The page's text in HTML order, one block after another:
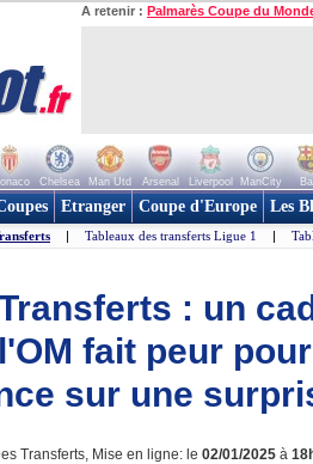
A retenir : Palmarès Coupe du
Chelsea Man Utd Arsenal Liverpool ManCity
Etranger Coupe d'Europe Les
| Tableaux des transferts Ligue 1 |
: un
fait peur
sur une
Transferts, Mise en ligne: le 02/01/2025 à